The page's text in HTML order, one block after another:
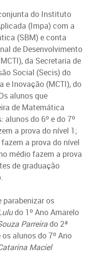
do Instituto
(Impa) com a
(SBM) e conta
de Desenvolvimento
da Secretaria de
Social (Secis) do
e Inovação (MCTI), do
alunos que
de Matemática
alunos do 6º e do 7º
a prova do nível 1;
a prova do nível
médio fazem a prova
de graduação
parabenizar os
do 1º Ano Amarelo
Parreirado 2ª
alunos do 7º Ano
Maciel